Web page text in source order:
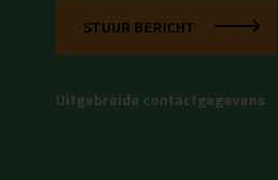
STUUR BERICHT
Uitgebreide contactgegevens